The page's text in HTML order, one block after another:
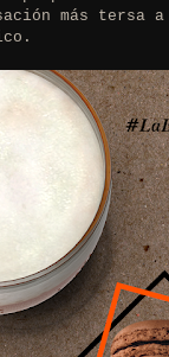
más tersa